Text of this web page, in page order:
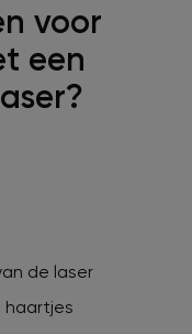
voor
een
de laser
haartjes